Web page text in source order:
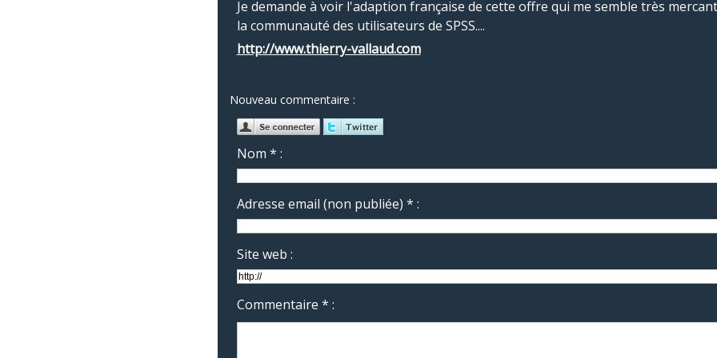
Je demande à voir l'adaption française de cette offre qui me semble très
la communauté des utilisateurs de SPSS....
http://www.thierry-vallaud.com
Nouveau commentaire :
Nom * :
Adresse email (non publiée) * :
Site web :
Commentaire * :